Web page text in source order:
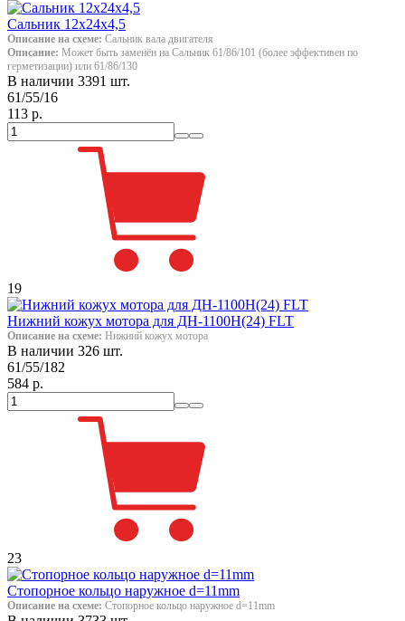
Сальник 12х24х4,5
Описание на схеме: Сальник вала двигателя
Описание: Может быть заменён на Сальник 61/86/101 (более эффективен по
герметизации) или 61/86/130
В наличии 3391 шт.
61/55/16
113 р.
19
Нижний кожух мотора для ДН-1100Н(24) FLT
Описание на схеме: Нижний кожух мотора
В наличии 326 шт.
61/55/182
584 р.
23
Стопорное кольцо наружное d=11mm
Описание на схеме: Стопорное кольцо наружное d=11mm